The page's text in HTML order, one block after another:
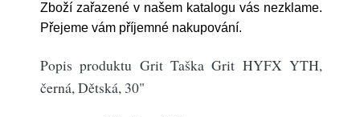
Zboží zařazené v našem katalogu vás nezklame.
Přejeme vám příjemné nakupování.
Popis produktu Grit Taška Grit HYFX YTH,
černá, Dětská, 30"